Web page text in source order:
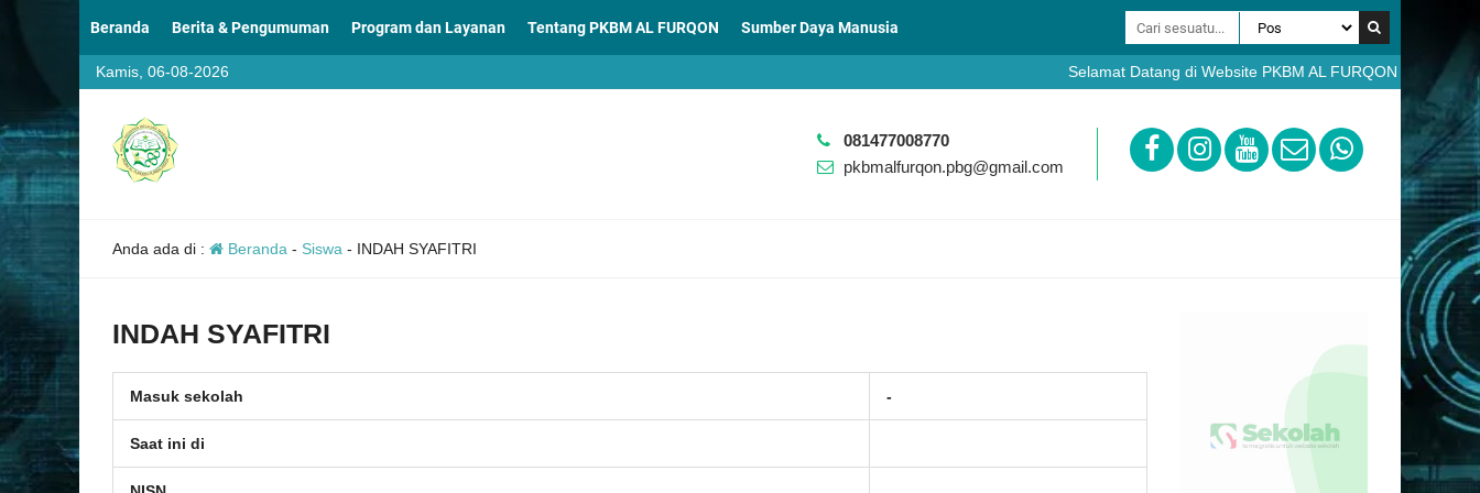
Beranda Berita & Pengumuman Program dan Layanan Tentang PKBM AL FURQON Sumber Daya Manusia
Kamis, 06-08-2026
Selamat Datang di Website PKBM AL FURQON Bobotsari
https://ppdb.pkbmalfurqon.sch.id
081477008770
pkbmalfurqon.pbg@gmail.com
Anda ada di : Beranda - Siswa - INDAH SYAFITRI
INDAH SYAFITRI
Masuk sekolah -
Saat ini di